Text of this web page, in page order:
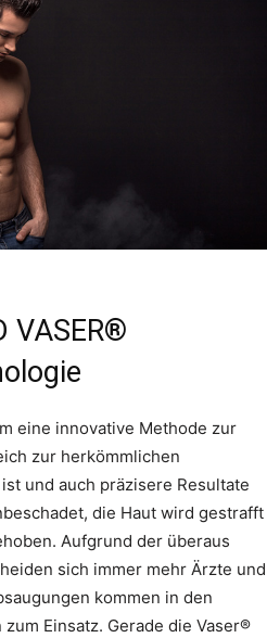
VASER®
eine innovative Methode zur
zur herkömmlichen
und auch präzisere Resultate
die Haut wird gestrafft
Aufgrund der überaus
sich immer mehr Ärzte und
kommen in den
Einsatz. Gerade die Vaser®